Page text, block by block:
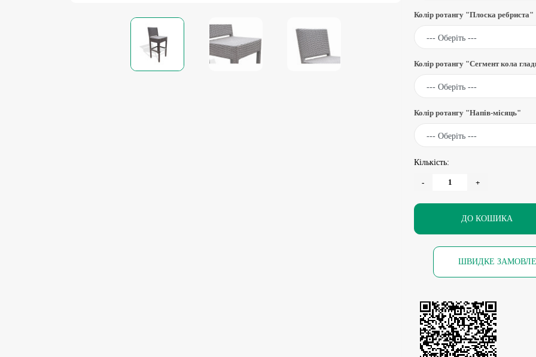
Колір ротангу "Плоска ребриста"
Колір ротангу "Сегмент кола
Колір ротангу "Напів-місяць"
Кількість:
- +
ДО КОШИКА
ШВИДКЕ